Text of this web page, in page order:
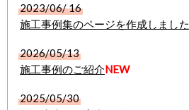
2023/06/ 16
施工事例集のページを作成しました
2026/05/13
施工事例のご紹介NEW
2025/05/30